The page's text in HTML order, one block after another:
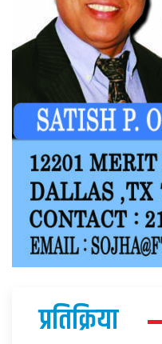
प्रतिक्रिया